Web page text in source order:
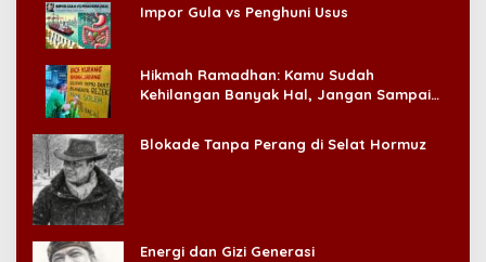
Impor Gula vs Penghuni Usus
Hikmah Ramadhan: Kamu Sudah
Kehilangan Banyak Hal, Jangan Sampai
Blokade Tanpa Perang di Selat Hormuz
Energi dan Gizi Generasi